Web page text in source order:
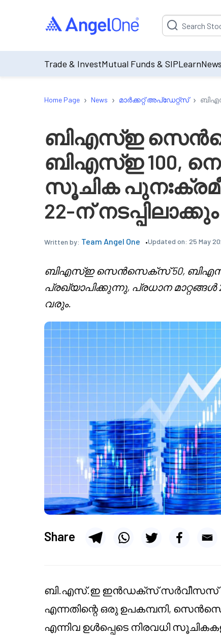
Suggestion will
Trade & InvestMutual Funds & SIPLearnNews
Home Page › News › മാർക്കറ്റ് അപ്‌ഡേറ്റ്സ് ›
ബിഎസ്ഇ
ബിഎസ്ഇ 100,
സൂചിക
22-ന് നടപ്പിലാക്കും
Written by: Team Angel One Updated on: 25 May
ബിഎസ്ഇ സെൻസെക്സ് 50, ബിഎസ്ഇ
പ്രഖ്യാപിക്കുന്നു, പ്രധാന
വരും.
Share
ബി.എസ്.ഇ ഇൻഡക്സ് സർവീസസ്
എന്നതിന്റെ ഒരു ഉപകമ്പനി,
എന്നിവ ഉൾപ്പെടെ നിരവധി